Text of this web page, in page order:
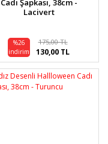
Cadı Şapkası, 38cm -
Lacivert
%26
indirim
175,00 TL
130,00 TL